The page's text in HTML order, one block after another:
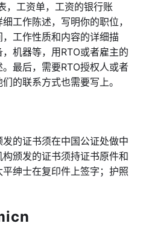
，工资单，工资的银行账
工作陈述，写明你的职位，
工作性质和内容的详细描
机器等，用RTO或者雇主的
最后，需要RTO授权人或者
的联系方式也需要写上。
的证书须在中国公证处做中
颁发的证书须持证书原件和
绅士在复印件上签字；护照